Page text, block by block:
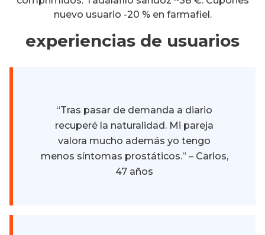
nuevo usuario -20 % en farmafiel.
experiencias de usuarios
“Tras pasar de demanda a diario
recuperé la naturalidad. Mi pareja
valora mucho además yo tengo
menos síntomas prostáticos.” – Carlos,
47 años